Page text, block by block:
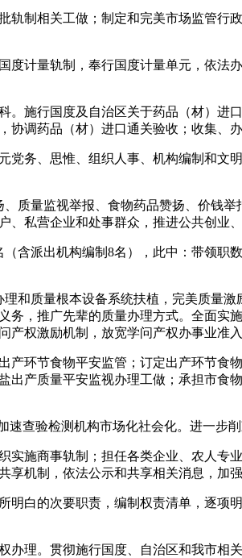
制相关工做；制定和完美市场监管行
计量轨制，奉行国度计量单元，依法
施行国度及自治区关于药品（材）进
协调药品（材）进口通关验收；收集、
务、思惟、组织人事、机构编制和文
量监视举报、食物药品赞扬、价钱举
私营企业和处事群众，推进公共创业、
派出机构编制8名），此中：带领职
质量根本设备系统扶植，完美质量激
务，推广先辈的质量办理方式。全面
产权激励机制，放宽学问产权办事业准
环节食物平安监管；订定出产环节食
出产质量平安监视办理工做；承担市
查验检测机构市场化社会化。进一步削
施商事轨制；担任各类企业、农人专
享机制，依法公示和共享相关消息，加
白的次要职责，编制权责清单，逐项
理。贯彻施行国度、自治区和我市相